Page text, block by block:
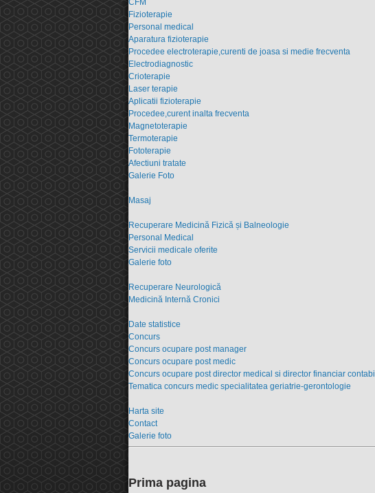
CFM
Fizioterapie
Personal medical
Aparatura fizioterapie
Procedee electroterapie,curenti de joasa si medie frecventa
Electrodiagnostic
Crioterapie
Laser terapie
Aplicatii fizioterapie
Procedee,curent inalta frecventa
Magnetoterapie
Termoterapie
Fototerapie
Afectiuni tratate
Galerie Foto
Masaj
Recuperare Medicină Fizică și Balneologie
Personal Medical
Servicii medicale oferite
Galerie foto
Recuperare Neurologică
Medicină Internă Cronici
Date statistice
Concurs
Concurs ocupare post manager
Concurs ocupare post medic
Concurs ocupare post director medical si director financiar contabil
Tematica concurs medic specialitatea geriatrie-gerontologie
Harta site
Contact
Galerie foto
Prima pagina